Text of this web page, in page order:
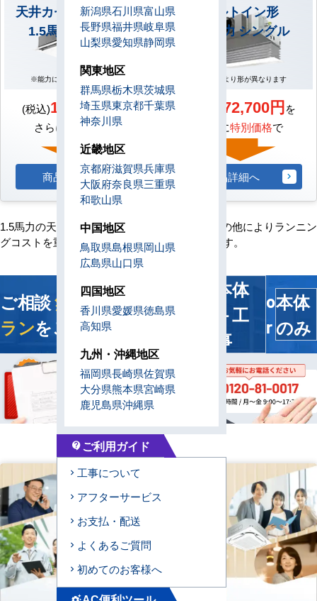
※能力により形が異なります
天井カセット形1方向
1.5馬力 シングル
(税込)162,800円を
さらに
特別価格で
商品詳細へ
※能力により形が異なります
ビルトイン形
1.5馬力 シングル
172,700円を
さらに特別価格で
商品詳細へ
1.5馬力の天井カセット形4方向エアコンは、この他によりランニン
グコストを重視した省エネ型タイプがございます。
ご相談無料！今すぐ最適プ
ランをご提案します
本体
＋工
事
o
r
本体
のみ
新潟県石川県富山県
長野県福井県岐阜県
山梨県愛知県静岡県
関東地区
群馬県栃木県茨城県
埼玉県東京都千葉県
神奈川県
近畿地区
京都府滋賀県兵庫県
大阪府奈良県三重県
和歌山県
中国地区
鳥取県島根県岡山県
広島県山口県
四国地区
香川県愛媛県徳島県
高知県
九州・沖縄地区
福岡県長崎県佐賀県
大分県熊本県宮崎県
鹿児島県沖縄県
contact_support ご利用ガイド
工事について
アフターサービス
お支払・配送
よくあるご質問
初めてのお客様へ